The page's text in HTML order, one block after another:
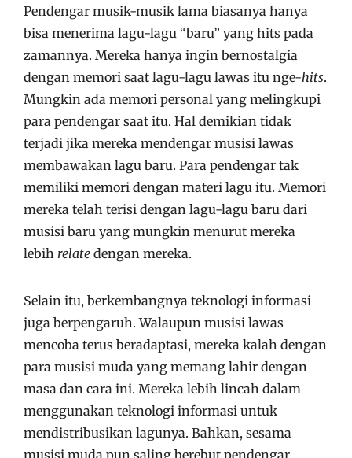
Pendengar musik-musik lama biasanya hanya
bisa menerima lagu-lagu “baru” yang hits pada
zamannya. Mereka hanya ingin bernostalgia
dengan memori saat lagu-lagu lawas itu nge-hits.
Mungkin ada memori personal yang melingkupi
para pendengar saat itu. Hal demikian tidak
terjadi jika mereka mendengar musisi lawas
membawakan lagu baru. Para pendengar tak
memiliki memori dengan materi lagu itu. Memori
mereka telah terisi dengan lagu-lagu baru dari
musisi baru yang mungkin menurut mereka
lebih relate dengan mereka.
Selain itu, berkembangnya teknologi informasi
juga berpengaruh. Walaupun musisi lawas
mencoba terus beradaptasi, mereka kalah dengan
para musisi muda yang memang lahir dengan
masa dan cara ini. Mereka lebih lincah dalam
menggunakan teknologi informasi untuk
mendistribusikan lagunya. Bahkan, sesama
musisi muda pun saling berebut pendengar